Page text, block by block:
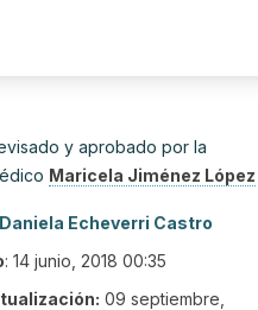
y aprobado por la
Maricela Jiménez López
Daniela Echeverri Castro
: 14 junio, 2018 00:35
09 septiembre,